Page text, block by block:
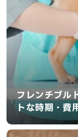
フレンチブル
トな時期・費